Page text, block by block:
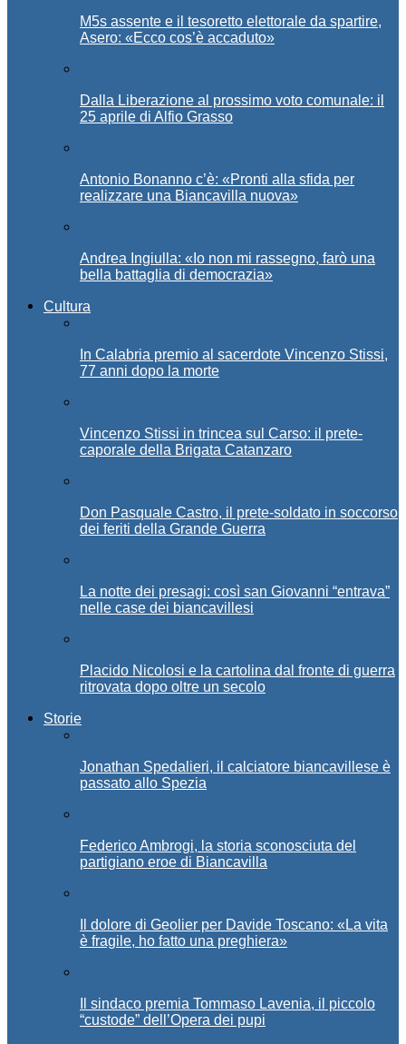
M5s assente e il tesoretto elettorale da spartire,
Asero: «Ecco cos’è accaduto»
Dalla Liberazione al prossimo voto comunale: il
25 aprile di Alfio Grasso
Antonio Bonanno c’è: «Pronti alla sfida per
realizzare una Biancavilla nuova»
Andrea Ingiulla: «Io non mi rassegno, farò una
bella battaglia di democrazia»
Cultura
In Calabria premio al sacerdote Vincenzo Stissi,
77 anni dopo la morte
Vincenzo Stissi in trincea sul Carso: il prete-
caporale della Brigata Catanzaro
Don Pasquale Castro, il prete-soldato in soccorso
dei feriti della Grande Guerra
La notte dei presagi: così san Giovanni “entrava”
nelle case dei biancavillesi
Placido Nicolosi e la cartolina dal fronte di guerra
ritrovata dopo oltre un secolo
Storie
Jonathan Spedalieri, il calciatore biancavillese è
passato allo Spezia
Federico Ambrogi, la storia sconosciuta del
partigiano eroe di Biancavilla
Il dolore di Geolier per Davide Toscano: «La vita
è fragile, ho fatto una preghiera»
Il sindaco premia Tommaso Lavenia, il piccolo
“custode” dell’Opera dei pupi